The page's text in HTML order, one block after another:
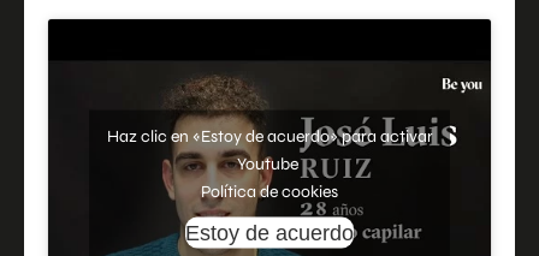
Haz clic en «Estoy de acuerdo» para activar
Youtube
Política de cookies
Estoy de acuerdo